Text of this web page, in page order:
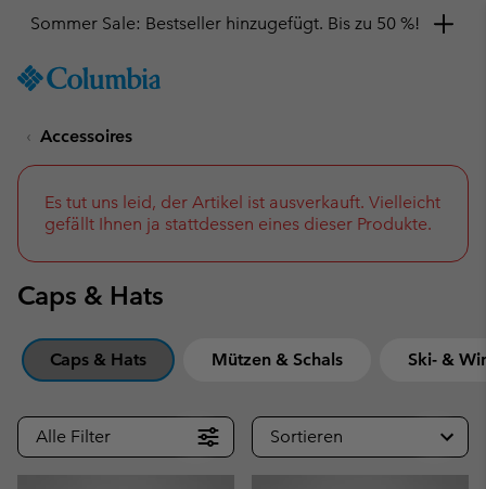
TO
SKIP
NAV
SKIP
TO
SEARCH
Hol dir einen 10 %-Gutschein
Accessoires
Es tut uns leid, der Artikel ist ausverkauft. Vielleicht
gefällt Ihnen ja stattdessen eines dieser Produkte.
Caps & Hats
Caps & Hats Mützen & Schals Ski- &
Alle Filter Sortieren